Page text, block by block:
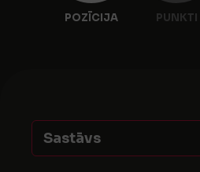
POZĪCIJA PUNKTI
Sastāvs